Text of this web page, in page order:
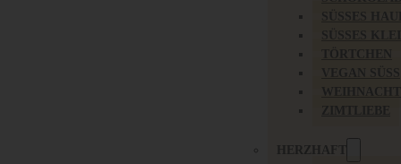
HERZHAFT